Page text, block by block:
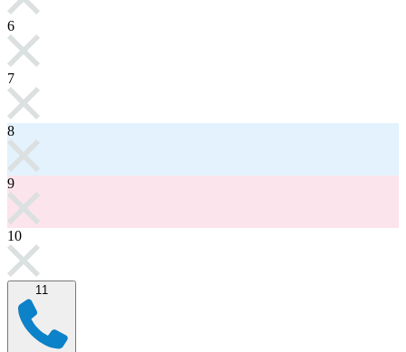
6
7
8
9
10
11